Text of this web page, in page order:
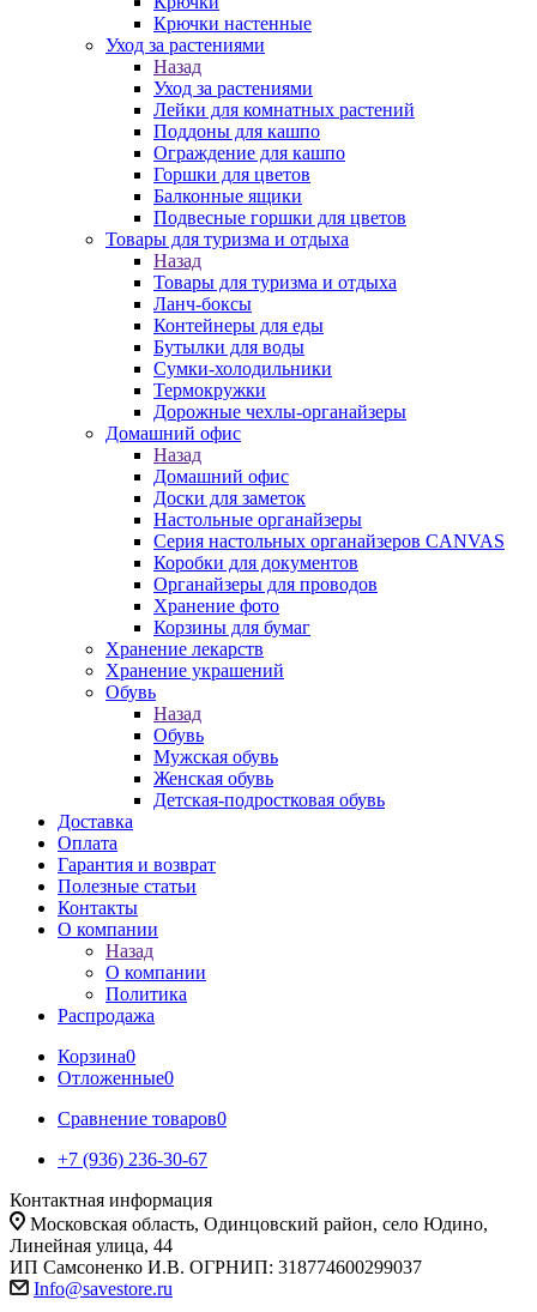
Крючки настенные
Уход за растениями
Назад
Уход за растениями
Лейки для комнатных растений
Поддоны для кашпо
Ограждение для кашпо
Горшки для цветов
Балконные ящики
Подвесные горшки для цветов
Товары для туризма и отдыха
Назад
Товары для туризма и отдыха
Ланч-боксы
Контейнеры для еды
Бутылки для воды
Сумки-холодильники
Термокружки
Дорожные чехлы-органайзеры
Домашний офис
Назад
Домашний офис
Доски для заметок
Настольные органайзеры
Серия настольных органайзеров CANVAS
Коробки для документов
Органайзеры для проводов
Хранение фото
Корзины для бумаг
Хранение лекарств
Хранение украшений
Обувь
Назад
Обувь
Мужская обувь
Женская обувь
Детская-подростковая обувь
Доставка
Оплата
Гарантия и возврат
Полезные статьи
Контакты
О компании
Назад
О компании
Политика
Распродажа
Корзина0
Отложенные0
Сравнение товаров0
+7 (936) 236-30-67
Контактная информация
Московская область, Одинцовский район, село Юдино,
Линейная улица, 44
ИП Самсоненко И.В. ОГРНИП: 318774600299037
Info@savestore.ru